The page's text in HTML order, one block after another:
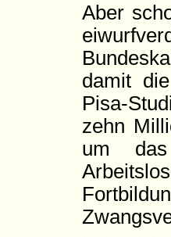
Aber
damit
Pisa-
zehn
um das